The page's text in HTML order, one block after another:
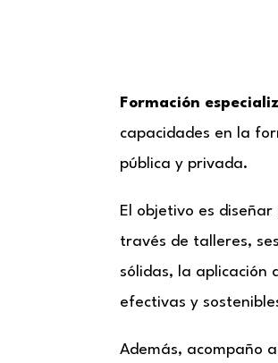
Formación
capacidades en la
pública y privada.
El objetivo es
través de talleres,
sólidas, la aplicación
efectivas y
Además, acompaño